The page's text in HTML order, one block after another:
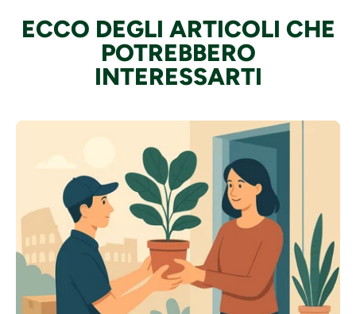
ECCO DEGLI ARTICOLI CHE
POTREBBERO
INTERESSARTI